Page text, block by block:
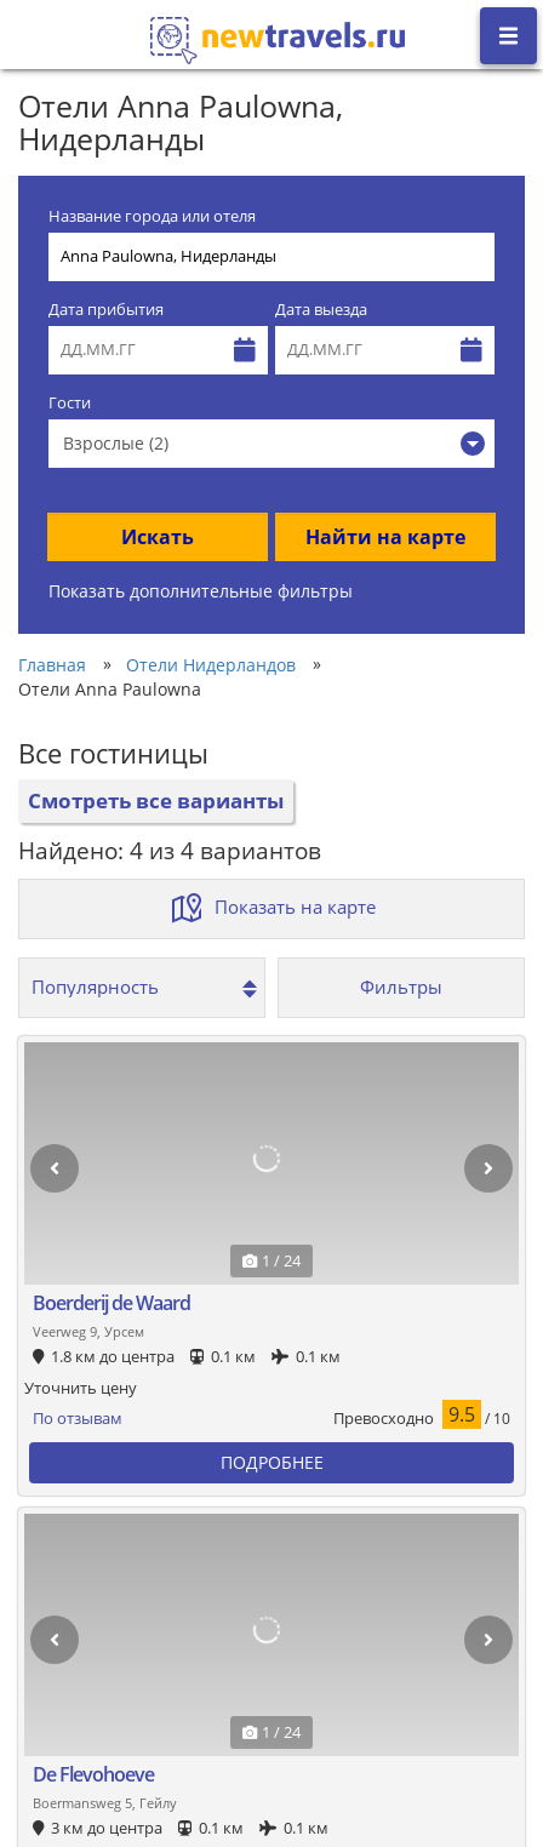
Отели Anna Paulowna,
Нидерланды
Название города или отеля
Дата прибытия Дата выезда
Гости
Взрослые (2)
Искать Найти на карте
Показать дополнительные фильтры
Главная » Отели Нидерландов
»
Отели Anna Paulowna
Все гостиницы
Смотреть все варианты
Найдено: 4 из 4 вариантов
Показать на карте
Фильтры
1 / 24
Boerderij de Waard
Veerweg 9, Урсем
1.8 км до центра 0.1 км 0.1 км
По отзывам Превосходно 9.5 / 10
Уточнить цену
ПОДРОБНЕЕ
1 / 24
De Flevohoeve
Boermansweg 5, Гейлу
3 км до центра 0.1 км 0.1 км